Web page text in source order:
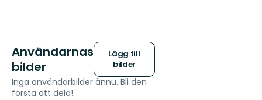
Användarnas
bilder
Lägg till
bilder
Inga användarbilder ännu. Bli den
första att dela!